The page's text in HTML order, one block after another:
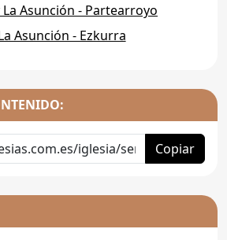
Asunción - Partearroyo
Asunción - Ezkurra
Copiar